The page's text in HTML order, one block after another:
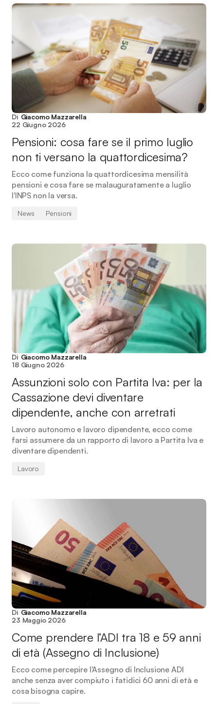
Di Giacomo Mazzarella
22 Giugno 2026
Pensioni: cosa fare se il primo luglio
non ti versano la quattordicesima?
Ecco come funziona la quattordicesima mensilità
pensioni e cosa fare se malauguratamente a luglio
l'INPS non la versa.
News Pensioni
Di Giacomo Mazzarella
18 Giugno 2026
Assunzioni solo con Partita Iva: per la
Cassazione devi diventare
dipendente, anche con arretrati
Lavoro autonomo e lavoro dipendente, ecco come
farsi assumere da un rapporto di lavoro a Partita Iva e
diventare dipendenti.
Lavoro
Di Giacomo Mazzarella
23 Maggio 2026
Come prendere l’ADI tra 18 e 59 anni
di età (Assegno di Inclusione)
Ecco come percepire l'Assegno di Inclusione ADI
anche senza aver compiuto i fatidici 60 anni di età e
cosa bisogna capire.